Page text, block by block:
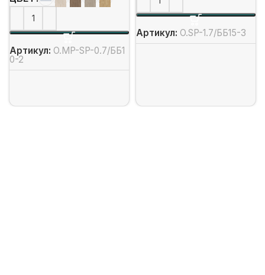
Артикул: O.MP-SP-0.7/ББ1
0-2
Артикул: O.SP-1.7/ББ15-3